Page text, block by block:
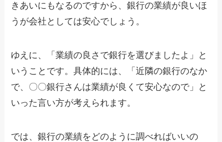
きあいにもなるのですから、銀行の業績が良いほ
うが会社としては安心でしょう。
ゆえに、「業績の良さで銀行を選びましたよ」と
いうことです。具体的には、「近隣の銀行のなか
で、〇〇銀行さんは業績が良くて安心なので」と
いった言い方が考えられます。
では、銀行の業績をどのように調べればいいの